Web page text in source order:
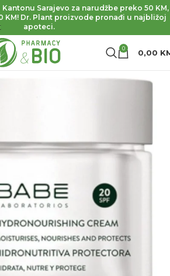
Sarajevo za narudžbe preko 50 KM,
KM! Dr. Plant proizvode pronađi u najbližoj
apoteci.
0 0,00